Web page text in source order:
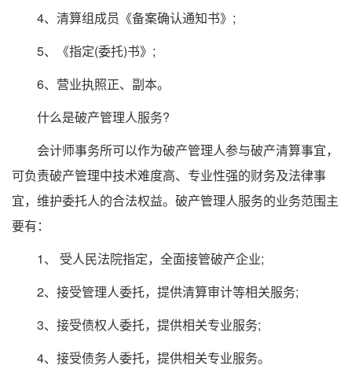
4、清算组成员《备案确认通知书》;
5、《指定(委托)书》;
6、营业执照正、副本。
什么是破产管理人服务?
会计师事务所可以作为破产管理人参与破产清算事宜，
可负责破产管理中技术难度高、专业性强的财务及法律事
宜，维护委托人的合法权益。破产管理人服务的业务范围主
要有：
1、 受人民法院指定，全面接管破产企业;
2、接受管理人委托，提供清算审计等相关服务;
3、接受债权人委托，提供相关专业服务;
4、接受债务人委托，提供相关专业服务。